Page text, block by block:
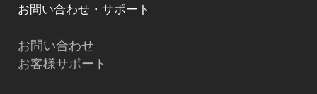
お問い合わせ・サポート
お問い合わせ
お客様サポート